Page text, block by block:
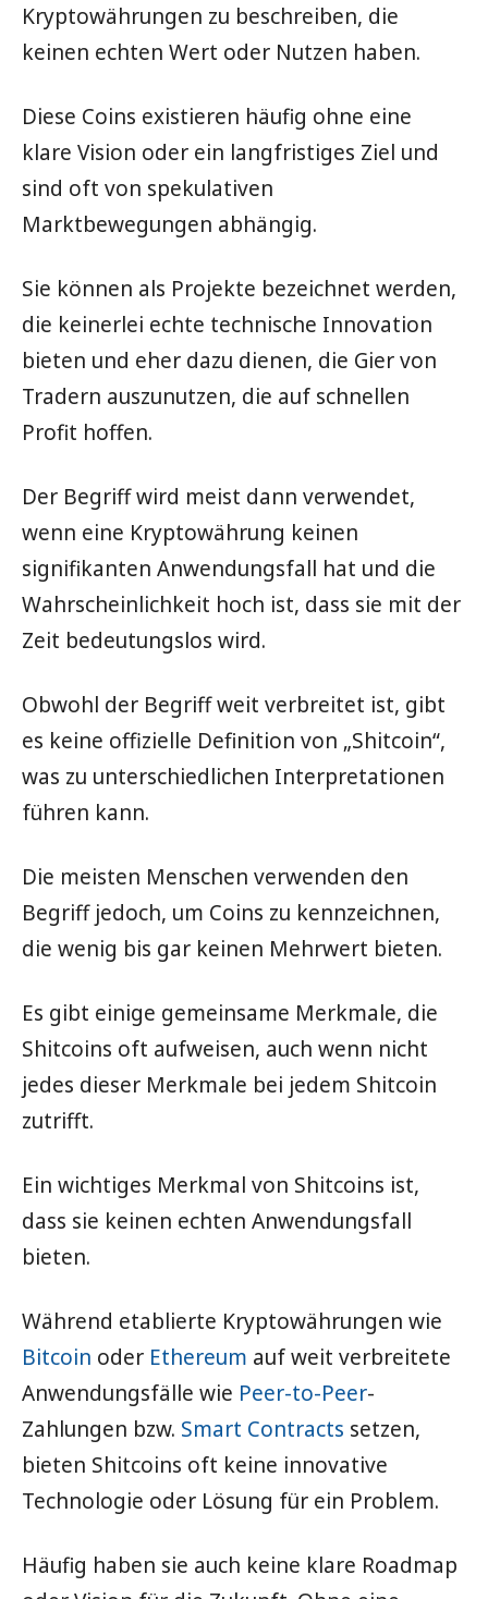
Kryptowährungen zu beschreiben, die
keinen echten Wert oder Nutzen haben.
Diese Coins existieren häufig ohne eine
klare Vision oder ein langfristiges Ziel und
sind oft von spekulativen
Marktbewegungen abhängig.
Sie können als Projekte bezeichnet werden,
die keinerlei echte technische Innovation
bieten und eher dazu dienen, die Gier von
Tradern auszunutzen, die auf schnellen
Profit hoffen.
Der Begriff wird meist dann verwendet,
wenn eine Kryptowährung keinen
signifikanten Anwendungsfall hat und die
Wahrscheinlichkeit hoch ist, dass sie mit der
Zeit bedeutungslos wird.
Obwohl der Begriff weit verbreitet ist, gibt
es keine offizielle Definition von „Shitcoin“,
was zu unterschiedlichen Interpretationen
führen kann.
Die meisten Menschen verwenden den
Begriff jedoch, um Coins zu kennzeichnen,
die wenig bis gar keinen Mehrwert bieten.
Es gibt einige gemeinsame Merkmale, die
Shitcoins oft aufweisen, auch wenn nicht
jedes dieser Merkmale bei jedem Shitcoin
zutrifft.
Ein wichtiges Merkmal von Shitcoins ist,
dass sie keinen echten Anwendungsfall
bieten.
Während etablierte Kryptowährungen wie
Bitcoin oder Ethereum auf weit verbreitete
Anwendungsfälle wie Peer-to-Peer-
Zahlungen bzw. Smart Contracts setzen,
bieten Shitcoins oft keine innovative
Technologie oder Lösung für ein Problem.
Häufig haben sie auch keine klare Roadmap